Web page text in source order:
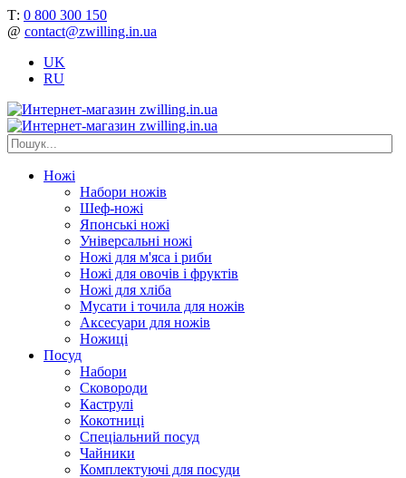
Т: 0 800 300 150
@ contact@zwilling.in.ua
UK
RU
Ножі
Набори ножів
Шеф-ножі
Японські ножі
Універсальні ножі
Ножі для м'яса і риби
Ножі для овочів і фруктів
Ножі для хліба
Мусати і точила для ножів
Аксесуари для ножів
Ножиці
Посуд
Набори
Сковороди
Каструлі
Кокотниці
Cпеціальний посуд
Чайники
Комплектуючі для посуди